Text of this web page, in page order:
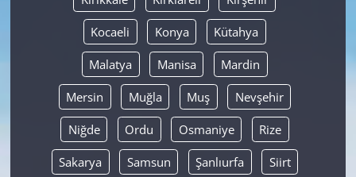
Kocaeli Konya Kütahya
Malatya Manisa Mardin
Mersin Muğla Muş Nevşehir
Niğde Ordu Osmaniye Rize
Sakarya Samsun Şanlıurfa Siirt